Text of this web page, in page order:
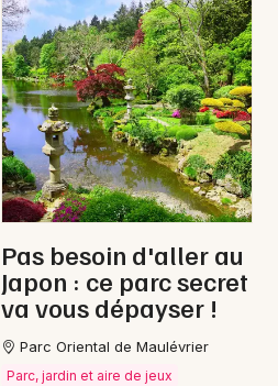
Pas besoin d'aller au
Japon : ce parc secret
va vous dépayser !
Parc Oriental de Maulévrier
Parc, jardin et aire de jeux